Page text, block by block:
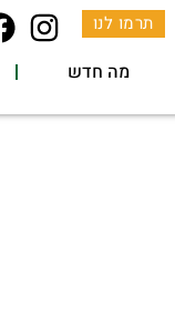
תרמו לנו
מה חדש